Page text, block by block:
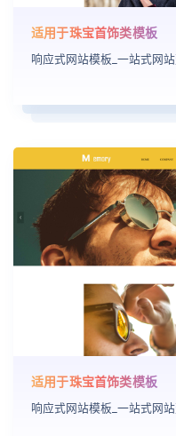
适用于珠宝首饰类模板
响应式网站模板_一站式网
适用于珠宝首饰类模板
响应式网站模板_一站式网